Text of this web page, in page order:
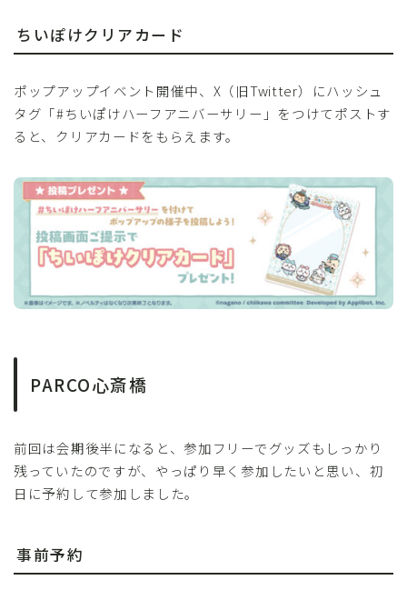
ちいぽけクリアカード
ポップアップイベント開催中、X（旧Twitter）にハッシュ
タグ「#ちいぽけハーフアニバーサリー」をつけてポストす
ると、クリアカードをもらえます。
PARCO心斎橋
前回は会期後半になると、参加フリーでグッズもしっかり
残っていたのですが、やっぱり早く参加したいと思い、初
日に予約して参加しました。
事前予約